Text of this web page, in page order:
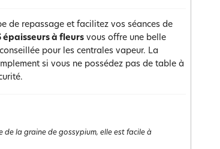
de repassage et facilitez vos séances de
épaisseurs à fleurs vous offre une belle
pour les centrales vapeur. La
si vous ne possédez pas de table à
de la graine de gossypium, elle est facile à